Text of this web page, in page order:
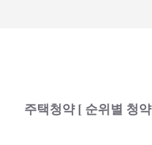
주택청약 [ 순위별 청